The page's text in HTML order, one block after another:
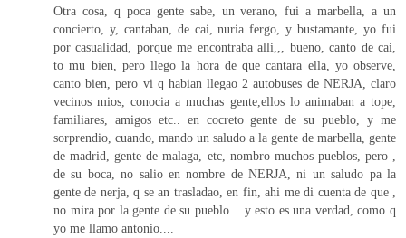
Otra cosa, q poca gente sabe, un verano, fui a marbella, a un
concierto, y, cantaban, de cai, nuria fergo, y bustamante, yo fui
por casualidad, porque me encontraba alli,,, bueno, canto de cai,
to mu bien, pero llego la hora de que cantara ella, yo observe,
canto bien, pero vi q habian llegao 2 autobuses de NERJA, claro
vecinos mios, conocia a muchas gente,ellos lo animaban a tope,
familiares, amigos etc.. en cocreto gente de su pueblo, y me
sorprendio, cuando, mando un saludo a la gente de marbella, gente
de madrid, gente de malaga, etc, nombro muchos pueblos, pero ,
de su boca, no salio en nombre de NERJA, ni un saludo pa la
gente de nerja, q se an trasladao, en fin, ahi me di cuenta de que ,
no mira por la gente de su pueblo... y esto es una verdad, como q
yo me llamo antonio....